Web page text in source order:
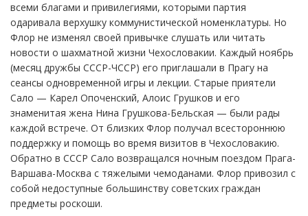
всеми благами и привилегиями, которыми партия
одаривала верхушку коммунистической номенклатуры. Но
Флор не изменял своей привычке слушать или читать
новости о шахматной жизни Чехословакии. Каждый ноябрь
(месяц дружбы СССР-ЧССР) его приглашали в Прагу на
сеансы одновременной игры и лекции. Старые приятели
Сало — Карел Опоченский, Алоис Грушков и его
знаменитая жена Нина Грушкова-Бельская — были рады
каждой встрече. От близких Флор получал всестороннюю
поддержку и помощь во время визитов в Чехословакию.
Обратно в СССР Сало возвращался ночным поездом Прага-
Варшава-Москва с тяжелыми чемоданами. Флор привозил с
собой недоступные большинству советских граждан
предметы роскоши.